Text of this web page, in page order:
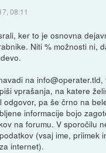
08:11
ker to je osnovna
Niti % možnosti ni,
na
vprašanja, na katere
odgovor, pa še črno na
informacije bojo
na forumu. V sporočilu
(vsaj ime, priimek
internet).